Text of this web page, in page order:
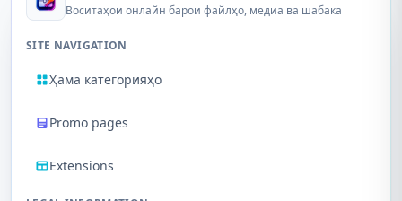
Воситаҳои онлайн барои файлҳо, медиа ва шабака
SITE NAVIGATION
Ҳама категорияҳо
Promo pages
Extensions